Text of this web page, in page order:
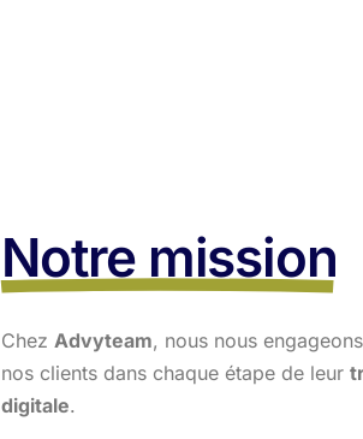
Notre mission
Chez Advyteam, nous nous
nos clients dans chaque étape de leur
digitale.